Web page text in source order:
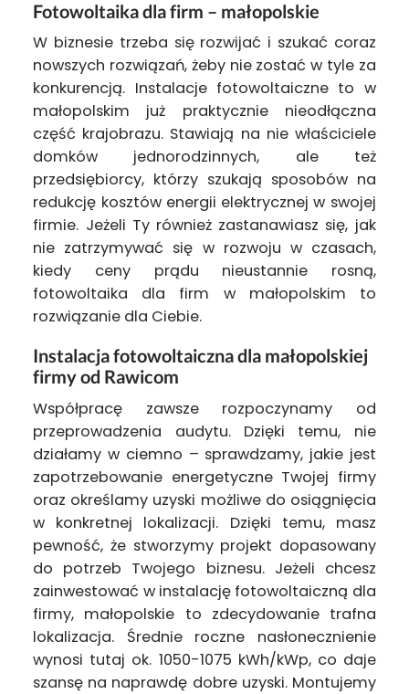
Fotowoltaika dla firm – małopolskie
W biznesie trzeba się rozwijać i szukać coraz
nowszych rozwiązań, żeby nie zostać w tyle za
konkurencją. Instalacje fotowoltaiczne to w
małopolskim już praktycznie nieodłączna
część krajobrazu. Stawiają na nie właściciele
domków jednorodzinnych, ale też
przedsiębiorcy, którzy szukają sposobów na
redukcję kosztów energii elektrycznej w swojej
firmie. Jeżeli Ty również zastanawiasz się, jak
nie zatrzymywać się w rozwoju w czasach,
kiedy ceny prądu nieustannie rosną,
fotowoltaika dla firm w małopolskim to
rozwiązanie dla Ciebie.
Instalacja fotowoltaiczna dla małopolskiej
firmy od Rawicom
Współpracę zawsze rozpoczynamy od
przeprowadzenia audytu. Dzięki temu, nie
działamy w ciemno – sprawdzamy, jakie jest
zapotrzebowanie energetyczne Twojej firmy
oraz określamy uzyski możliwe do osiągnięcia
w konkretnej lokalizacji. Dzięki temu, masz
pewność, że stworzymy projekt dopasowany
do potrzeb Twojego biznesu. Jeżeli chcesz
zainwestować w instalację fotowoltaiczną dla
firmy, małopolskie to zdecydowanie trafna
lokalizacja. Średnie roczne nasłonecznienie
wynosi tutaj ok. 1050-1075 kWh/kWp, co daje
szansę na naprawdę dobre uzyski. Montujemy